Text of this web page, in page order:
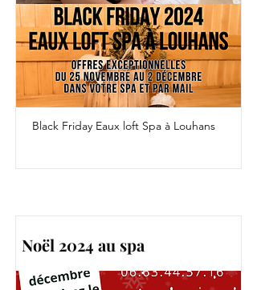
Black Friday Eaux loft Spa à Louhans
Noël 2024 au spa